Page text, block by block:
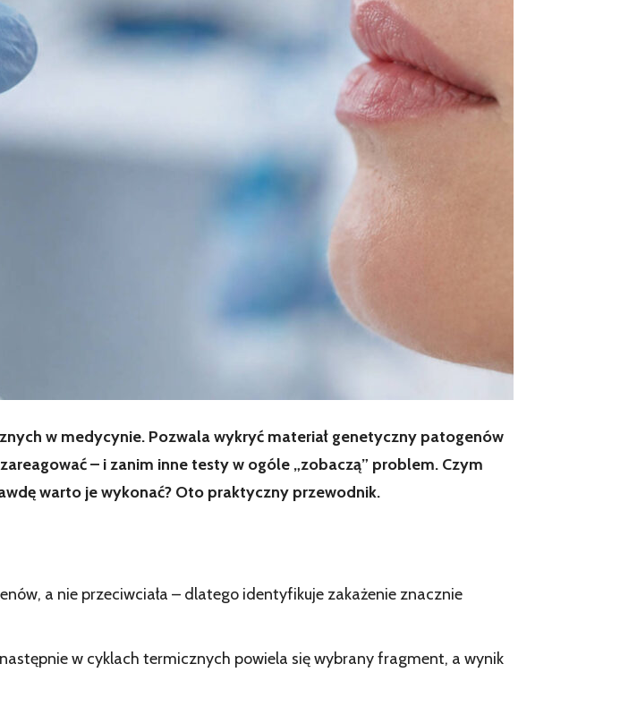
w medycynie. Pozwala wykryć materiał genetyczny patogenów
– i zanim inne testy w ogóle „zobaczą” problem. Czym
warto je wykonać? Oto praktyczny przewodnik.
a nie przeciwciała – dlatego identyfikuje zakażenie znacznie
w cyklach termicznych powiela się wybrany fragment, a wynik